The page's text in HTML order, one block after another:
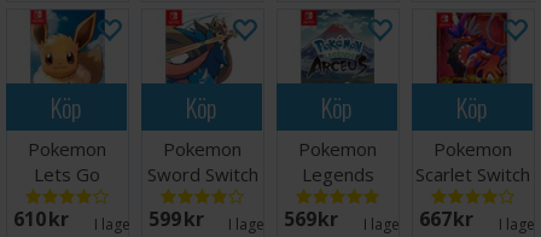
Köp
Pokemon
Lets Go
Eevee Switch
610 SEK I lager: 1
Köp
Pokemon
Sword Switch
599 SEK I lager: 2
Köp
Pokemon
Legends
Arceus Switch
569 SEK I lager: 3
Köp
Pokemon
Scarlet Switch
667 SEK I